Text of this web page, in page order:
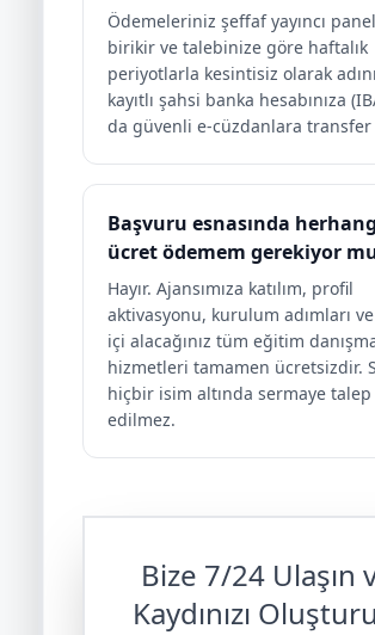
Ödemeleriniz şeffaf yayıncı
birikir ve talebinize göre haftalık
periyotlarla kesintisiz olarak
kayıtlı şahsi banka hesabınıza
da güvenli e-cüzdanlara transfer
Başvuru esnasında
ücret ödemem gerekiyor
Hayır. Ajansımıza katılım, profil
aktivasyonu, kurulum adımları
içi alacağınız tüm eğitim
hizmetleri tamamen ücretsizdir.
hiçbir isim altında sermaye talep
edilmez.
Bize 7/24 Ulaşın
Kaydınızı